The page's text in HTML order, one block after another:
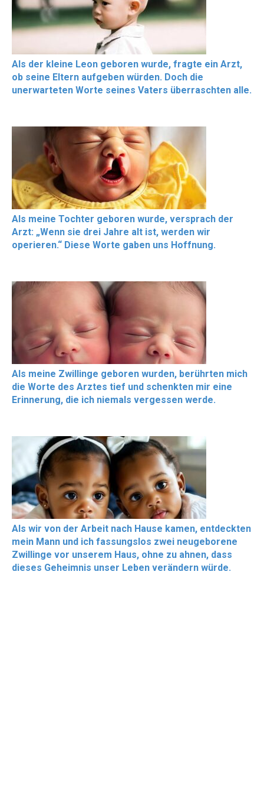
Als der kleine Leon geboren wurde, fragte ein Arzt,
ob seine Eltern aufgeben würden. Doch die
unerwarteten Worte seines Vaters überraschten alle.
Als meine Tochter geboren wurde, versprach der
Arzt: „Wenn sie drei Jahre alt ist, werden wir
operieren.“ Diese Worte gaben uns Hoffnung.
Als meine Zwillinge geboren wurden, berührten mich
die Worte des Arztes tief und schenkten mir eine
Erinnerung, die ich niemals vergessen werde.
Als wir von der Arbeit nach Hause kamen, entdeckten
mein Mann und ich fassungslos zwei neugeborene
Zwillinge vor unserem Haus, ohne zu ahnen, dass
dieses Geheimnis unser Leben verändern würde.